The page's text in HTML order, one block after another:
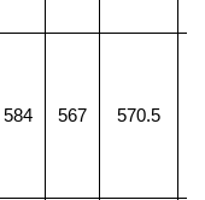
584 567 570.5